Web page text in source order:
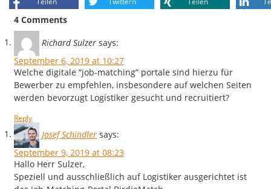
4 Comments
Richard Sulzer says:
September 6, 2019 at 10:27
Welche digitale “job-matching” portale sind hierzu für
Bewerber zu empfehlen, insbesondere auf welchen Seiten
werden bevorzugt Logistiker gesucht und recruitiert?
Reply
Josef Schindler says:
September 9, 2019 at 08:23
Hallo Herr Sulzer,
Speziell und ausschließlich auf Logistiker ausgerichtet ist